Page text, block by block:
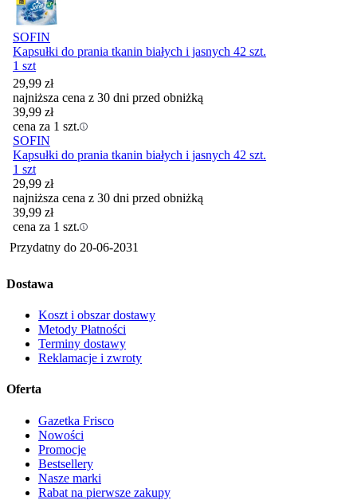
SOFIN
Kapsułki do prania tkanin białych i jasnych 42 szt.
1 szt
29,99 zł
najniższa cena z 30 dni przed obniżką
39,99 zł
cena za 1 szt.
SOFIN
Kapsułki do prania tkanin białych i jasnych 42 szt.
1 szt
29,99 zł
najniższa cena z 30 dni przed obniżką
39,99 zł
cena za 1 szt.
Przydatny do 20-06-2031
Dostawa
Koszt i obszar dostawy
Metody Płatności
Terminy dostawy
Reklamacje i zwroty
Oferta
Gazetka Frisco
Nowości
Promocje
Bestsellery
Nasze marki
Rabat na pierwsze zakupy